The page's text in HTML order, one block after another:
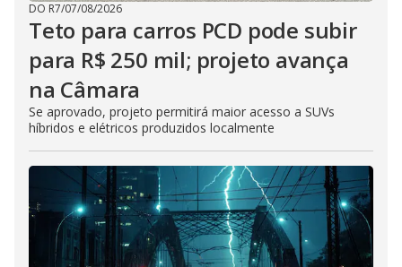
DO R7/07/08/2026
Teto para carros PCD pode subir
para R$ 250 mil; projeto avança
na Câmara
Se aprovado, projeto permitirá maior acesso a SUVs
híbridos e elétricos produzidos localmente